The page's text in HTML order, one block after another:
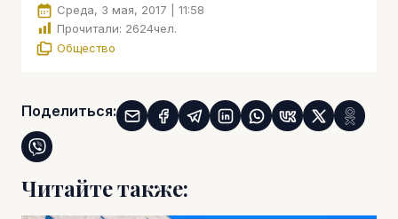
Среда, 3 мая, 2017 | 11:58
Прочитали: 2624чел.
Общество
Поделиться:
Читайте также: